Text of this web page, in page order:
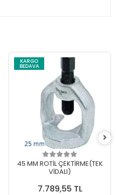
KARGO
BEDAVA
45 MM ROTİL ÇEKTİRME(TEK
VİDALI)
7.789,55 TL